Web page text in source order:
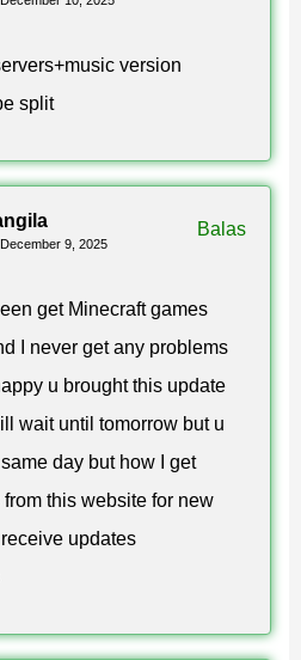
version
split
9, 2025
get Minecraft games
I never get any problems
u brought this update
wait until tomorrow but u
day but how I get
this website for new
updates
Balas